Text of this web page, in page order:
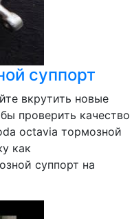
суппорт
вкрутить новые
проверить качество
octavia тормозной
как
суппорт на